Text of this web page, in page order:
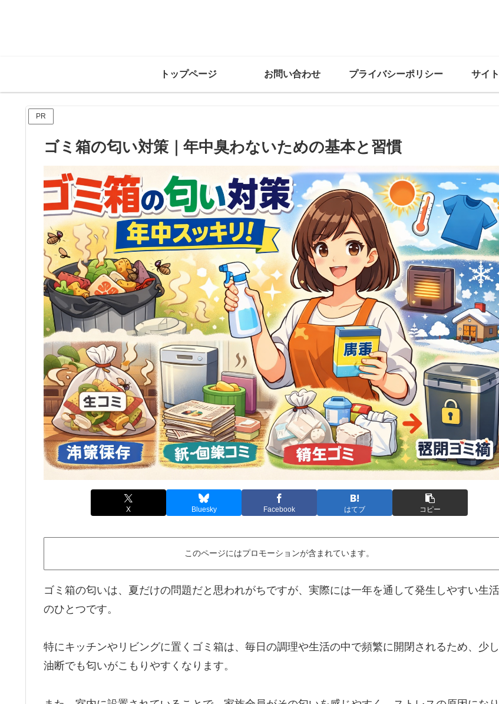
トップページ お問い合わせ プライバシーポリシー サイ
PR
ゴミ箱の匂い対策｜年中臭わないための基本と習慣
X Bluesky Facebook はてブ コピー
このページにはプロモーションが含まれています。
ゴミ箱の匂いは、夏だけの問題だと思われがちですが、実際には一年を通して発生しやすい生
のひとつです。
特にキッチンやリビングに置くゴミ箱は、毎日の調理や生活の中で頻繁に開閉されるため、少
油断でも匂いがこもりやすくなります。